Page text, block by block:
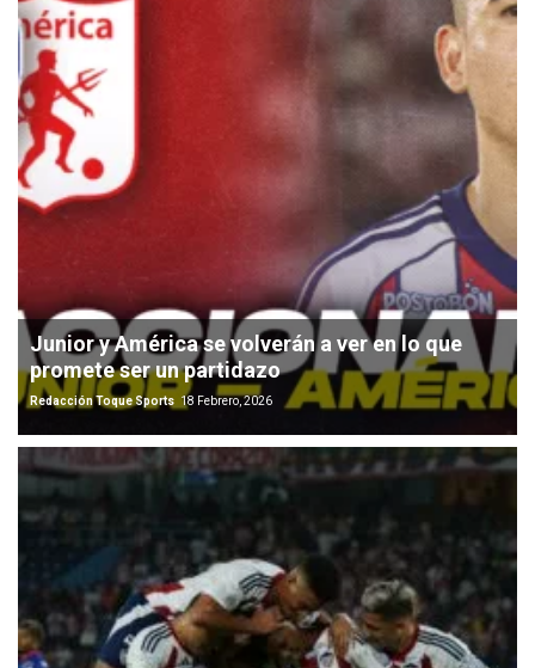
Junior y América se volverán a ver en lo que
promete ser un partidazo
Redacción Toque Sports 18 Febrero, 2026